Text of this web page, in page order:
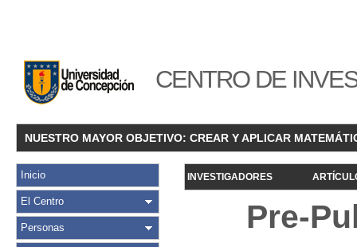
CENTRO DE
NUESTRO MAYOR OBJETIVO: CREAR Y APLICAR
Inicio
El Centro
Personas
INVESTIGADORES
Pre-